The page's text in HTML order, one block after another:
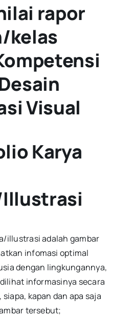
rapor
kelas
Visual
Karya
illustrasi adalah gambar
infomasi optimal
dengan lingkungannya,
informasinya secara
kapan dan apa saja
tersebut;